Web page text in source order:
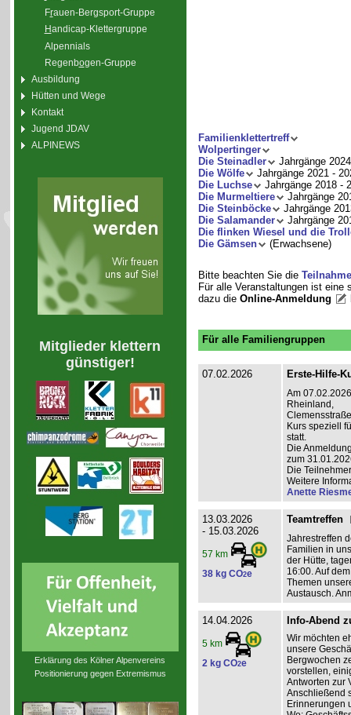
Frauen-Bergsport-Gruppe
Handicap-Klettergruppe
Alpennials
Regenbogen-Gruppe
Ausbildung
Hütten und Wege
Kontakt
Jugend JDAV
ALPINEWS
Mitglieder klettern
günstiger!
Erklärung des Kölner Alpenvereins
Positionierung gegen Extremismus
Familienklettertreff
Wolpertinger
Die Steinadler
Jahrgänge
Die Wölfe
Jahrgänge 2021 -
Die Luchse
Jahrgänge 2018 -
Die Murmeltiere
Jahrgänge
Die Steinböcke
Jahrgänge
Die Salamander
Jahrgänge
Die flinken Wiesel und die
Die Gämsen
(Erwachsene)
Bitte beachten Sie die
Für alle Veranstaltungen ist
dazu die Online-Anmeldung
Für alle Familiengruppen
07.02.2026 Erste-Hilfe-
Am
Rheinland,
Kurs speziell
statt.
Die
zum
Die
Weitere
Anette
13.03.2026
- 15.03.2026
57 km
38 kg CO2e
Teamtreffen
Jahrestreffen
Familien in
der Hütte,
16:00. Auf
Themen
Austausch.
14.04.2026
5 km
2 kg CO2e
Info-Abend
Wir möchten
unsere
Bergwochen
vorstellen,
Antworten zur
Anschließend
Erinnerungen